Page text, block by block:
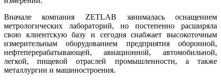
Вначале компания ZETLAB занималась оснащением
метрологических лабораторий, но постепенно расширяла
свою клиентскую базу и сегодня снабжает высокоточным
измерительным оборудованием предприятия оборонной,
нефтеперерабатывающей, авиационной, автомобильной,
легкой, пищевой отраслей промышленности, а также
металлургии и машиностроения.